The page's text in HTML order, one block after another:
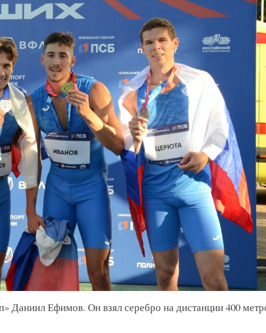
Ефимов. Он взял серебро на дистанции 400